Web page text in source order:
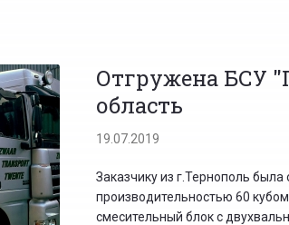
Отгружена БСУ
область
19.07.2019
Заказчику из г.Тернополь
производительностью 60
смесительный блок с